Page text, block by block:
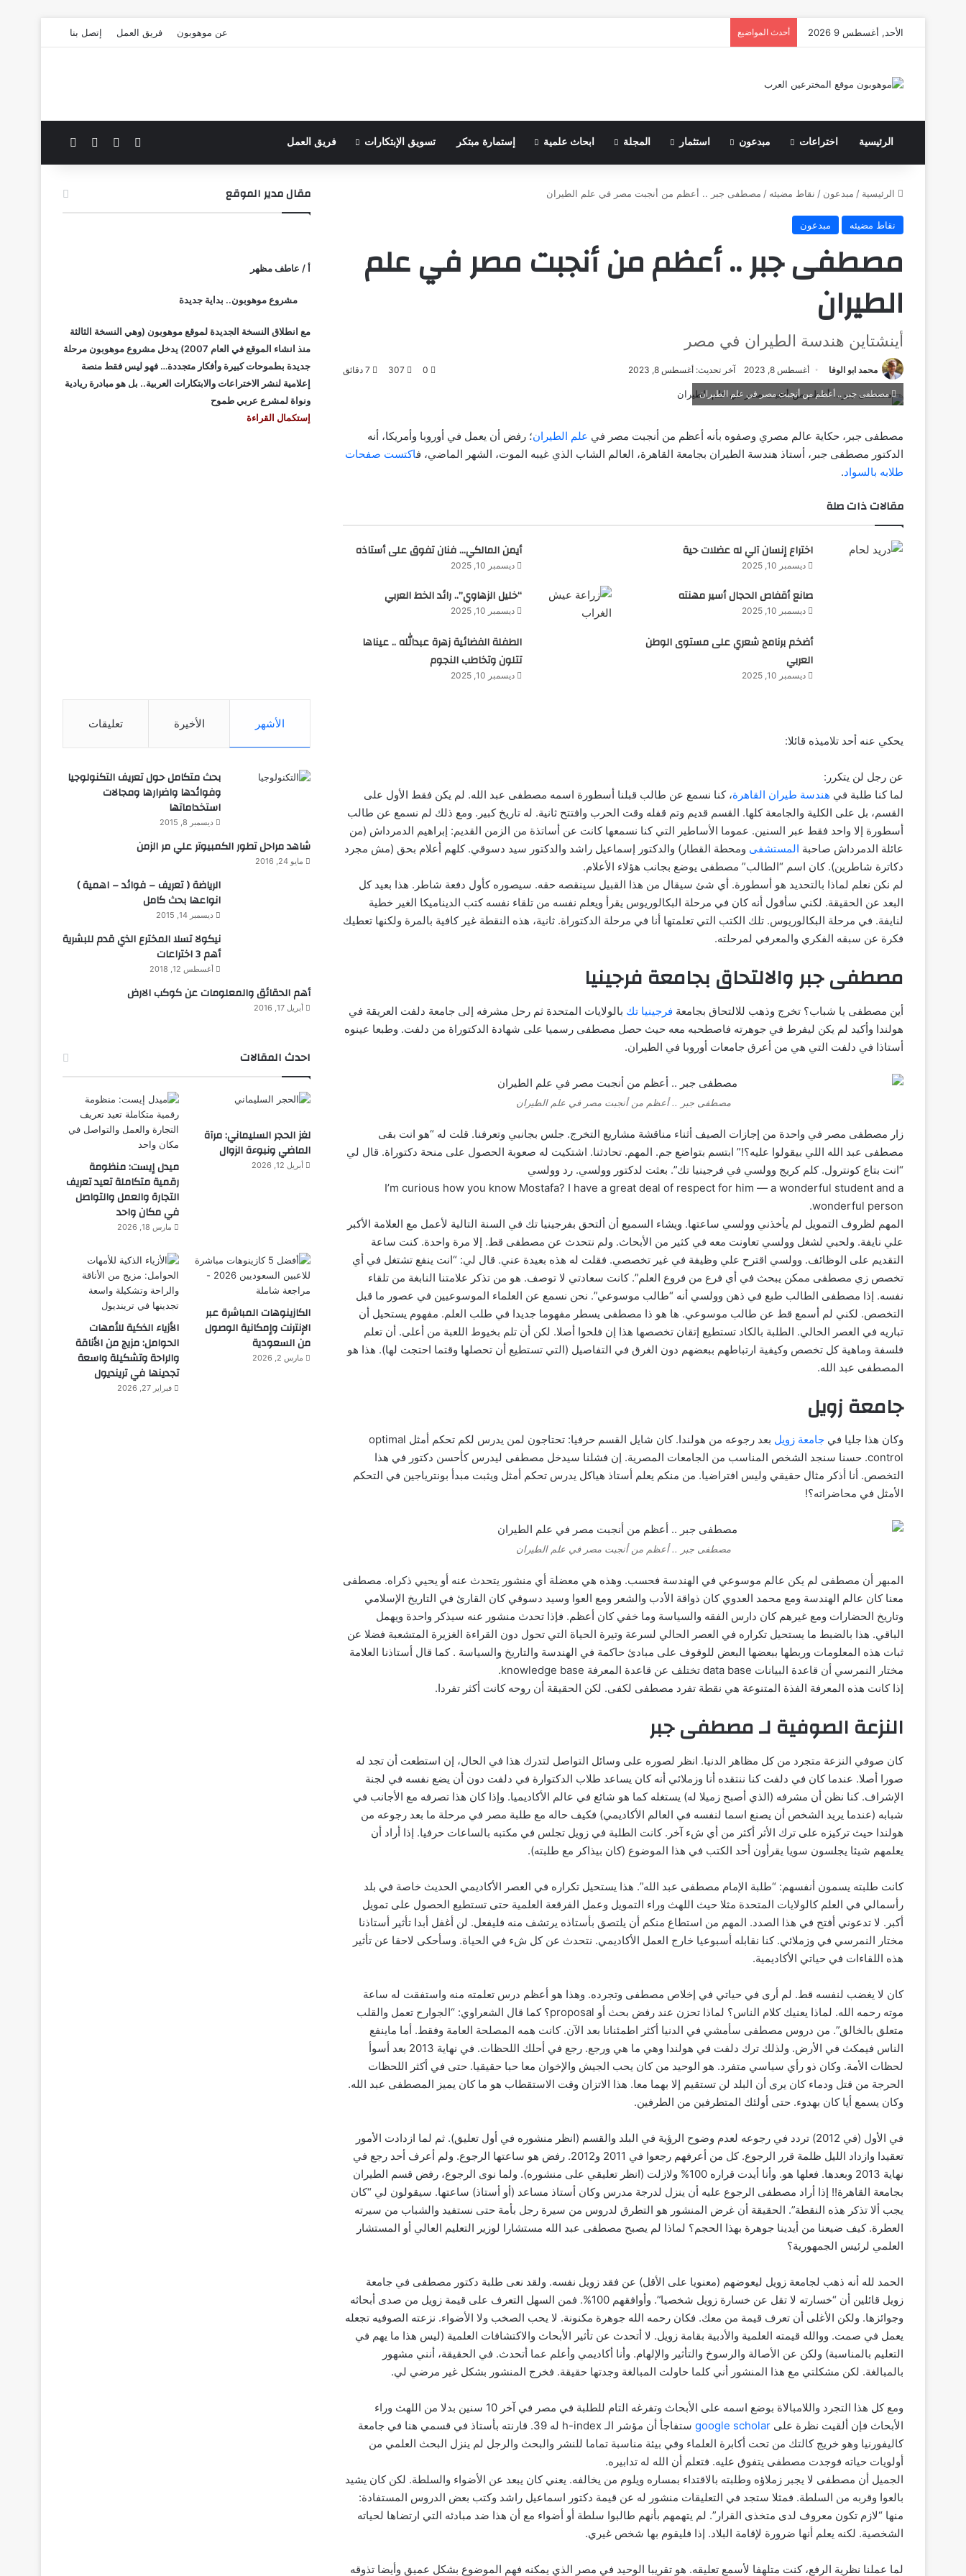
الأحد, أغسطس 9 2026 أحدث المواضيع عن موهوبون فريق العمل إتصل بنا
الرئيسية اختراعات مبدعون استثمار المجلة ابحاث علمية إستمارة مبتكر تسويق الإبتكارات فريق العمل فيسبوك الوضع المظلم
الرئيسية / مبدعون / نقاط مضيئه / مصطفى جبر .. أعظم من أنجبت مصر في علم الطيران
نقاط مضيئه مبدعون
مصطفى جبر .. أعظم من أنجبت مصر في علم
الطيران
أينشتاين هندسة الطيران في مصر
محمد ابو الوفا أغسطس 8, 2023 آخر تحديث: أغسطس 8, 2023 0
307
مصطفى جبر .. أعظم من أنجبت مصر في علم الطيران
مصطفى جبر، حكاية عالم مصري وصفوه بأنه أعظم من أنجبت مصر في علم الطيران؛ رفض أن يعمل في أوروبا وأمريكا، أنه
الدكتور مصطفى جبر، أستاذ هندسة الطيران بجامعة القاهرة، العالم الشاب الذي غيبه الموت، الشهر الماضي، فاكتست صفحات
طلابه بالسواد.
مقالات ذات صلة
اختراع إنسان آلي له عضلات حية
ديسمبر 10, 2025
أيمن المالكي… فنان تفوق على أستاذه
ديسمبر 10, 2025
صانع أقفاص الحجال أسير مهنته
ديسمبر 10, 2025
“خليل الزهاوي”.. رائد الخط العربي
ديسمبر 10, 2025
أضخم برنامج شعري على مستوى الوطن
العربي
ديسمبر 10, 2025
الطفلة الفضائية زهرة عبدالله .. عيناها
تتلون وتخاطب النجوم
ديسمبر 10, 2025
يحكي عنه أحد تلاميذه قائلا:
عن رجل لن يتكرر:
لما كنا طلبة في هندسة طيران القاهرة، كنا نسمع عن طالب قبلنا أسطورة اسمه مصطفى عبد الله. لم يكن فقط الأول على
القسم، بل على الكلية والجامعة كلها. القسم قديم وتم قفله وقت الحرب وافتتح ثانية. له تاريخ كبير. ومع ذلك لم نسمع عن طالب
أسطورة إلا واحد فقط عبر السنين. عموما الأساطير التي كنا نسمعها كانت عن أساتذة من الزمن القديم: إبراهيم الدمرداش (من
عائلة الدمرداش صاحبة المستشفى ومحطة القطار) والدكتور إسماعيل راشد والدكتور سيد دسوقي. كلهم أعلام بحق (مش مجرد
دكاترة شاطرين). كان اسم “الطالب” مصطفى يوضع بجانب هؤلاء الأعلام.
لم نكن نعلم لماذا بالتحديد هو أسطورة. أي شئ سيقال من هذا القبيل سينقصه حقه. سيصوره كأول دفعة شاطر. هذا بعيد كل
البعد عن الحقيقة. لكني سأقول أنه كان في مرحلة البكالوريوس يقرأ ويعلم نفسه من تلقاء نفسه كتب الديناميكا الغير خطية
لنايفة. في مرحلة البكالوريوس. تلك الكتب التي تعلمتها أنا في مرحلة الدكتوراة. ثانية، هذه النقطة غير كافية بالمرة ولكنها تعطيك
فكرة عن سبقه الفكري والمعرفي لمرحلته.
مصطفى جبر والالتحاق بجامعة فرجينيا
أين مصطفى يا شباب؟ تخرج وذهب للالتحاق بجامعة فرجينيا تك بالولايات المتحدة ثم رحل مشرفه إلى جامعة دلفت العريقة في
هولندا وأكيد لم يكن ليفرط في جوهرته فاصطحبه معه حيث حصل مصطفى رسميا على شهادة الدكتوراة من دلفت. وطبعا عينوه
أستاذا في دلفت التي هي من أعرق جامعات أوروبا في الطيران.
مصطفى جبر .. أعظم من أنجبت مصر في علم الطيران
زار مصطفى مصر في واحدة من إجازات الصيف أثناء مناقشة مشاريع التخرج. جلس بجانبي وتعرفنا. قلت له “هو انت بقى
مصطفى عبد الله اللي بيقولوا عليه؟!” ابتسم بتواضع جم. المهم. تحادثنا. اشتكيت له صعوبة الحصول على منحة دكتوراة. قال لي
“انت بتاع كونترول. كلم كريج وولسي في فرجينيا تك”. بعثت لدكتور وولسي. رد وولسي
I’m curious how you know Mostafa? I have a great deal of respect for him — a wonderful student and a
wonderful person.
المهم لظروف التمويل لم يأخذني وولسي ساعتها. ويشاء السميع أن ألتحق بفرجينيا تك في السنة التالية لأعمل مع العلامة الأكبر
علي نايفة. ولحبي لشغل وولسي تعاونت معه في كثير من الأبحاث. ولم نتحدث عن مصطفى قط. إلا مرة واحدة. كنت ساعة
التقديم على الوظائف. وولسي اقترح علي وظيفة في غير تخصصي. فقلت له هذه بعيدة عني. قال لي: “انت ينفع تشتغل في أي
تخصص زي مصطفى ممكن يبحث في أي فرع من فروع العلم”. كانت سعادتي لا توصف. هو من تذكر علامتنا النابغة من تلقاء
نفسه. إذا مصطفى الطالب طبع في ذهن وولسي أنه “طالب موسوعي”. نحن نسمع عن العلماء الموسوعيين في عصور ما قبل
التخصص. لكني لم أسمع قط عن طالب موسوعي. ها هو ذا مصطفى يسطر مفهوما جديدا في طلب العلم. مفهوم يستحيل أن
تباريه في العصر الحالي. الطلبة بالكاد تستطيع إتقان تخصصها هذا إن فلحوا أصلا. لكن أن تلم بخيوط اللعبة من أعلى. أن تعلم
فلسفة وماهية كل تخصص وكيفية ارتباطهم ببعضهم دون الغرق في التفاصيل (التي تستطيع أن تحصلها وقتما احتجت لها). هذا هو
المصطفى عبد الله.
جامعة زويل
وكان هذا جليا في جامعة زويل
بعد رجوعه من هولندا. كان شايل القسم حرفيا: تحتاجون لمن يدرس لكم تحكم أمثل optimal
control. حسنا سنجد الشخص المناسب من الجامعات المصرية. إن فشلنا سيدخل مصطفى ليدرس كأحسن دكتور في هذا
التخصص. أنا أذكر مثال حقيقي وليس افتراضيا. من منكم يعلم أستاذ هياكل يدرس تحكم أمثل ويثبت مبدأ بونترياجين في التحكم
الأمثل في محاضراته؟!
مصطفى جبر .. أعظم من أنجبت مصر في علم الطيران
المبهر أن مصطفى لم يكن عالم موسوعي في الهندسة فحسب. وهذه هي معضلة أي منشور يتحدث عنه أو يحيي ذكراه. مصطفى
معنا كان عالم الهندسة ومع محمد العدوي كان ذواقة الأدب والشعر ومع العوا وسيد دسوقي كان القارئ في التاريخ الإسلامي
وتاريخ الحضارات ومع غيرهم كان دارس الفقه والسياسة وما خفي كان أعظم. فإذا تحدث منشور عنه سيذكر واحدة ويهمل
الباقي. هذا بالضبط ما يستحيل تكراره في العصر الحالي لسرعة وتيرة الحياة التي تحول دون القراءة الغزيرة المتشعبة فضلا عن
ثبات هذه المعلومات وربطها ببعضها البعض للوقوف على مبادئ حاكمة في الهندسة والتاريخ والسياسة . كما قال أستاذنا العلامة
مختار النمرسي أن قاعدة البيانات data base تختلف عن قاعدة المعرفة knowledge base.
إذا كانت هذه المعرفة الفذة المتنوعة هي نقطة تفرد مصطفى لكفى. لكن الحقيقة أن روحه كانت أكثر تفردا.
النزعة الصوفية لـ مصطفى جبر
كان صوفي النزعة متجرد من كل مظاهر الدنيا. انظر لصوره على وسائل التواصل لتدرك هذا في الحال، إن استطعت أن تجد له
صورا أصلا. عندما كان في دلفت كنا ننتقده أنا وزملائي أنه كان يساعد طلاب الدكتوارة في دلفت دون أن يضع نفسه في لجنة
الإشراف. كنا نظن أن مشرفه (الذي أصبح زميلا له) يستغله كما هو شائع في عالم الأكاديميا. وإذا كان هذا تصرفه مع الأجانب في
شبابه (عندما يريد الشخص أن يصنع اسما لنفسه في العالم الأكاديمي) فكيف حاله مع طلبة مصر في مرحلة ما بعد رجوعه من
هولندا حيث تركيزه على ترك الأثر أكثر من أي شء آخر. كانت الطلبة في زويل تجلس في مكتبه بالساعات حرفيا. إذا أراد أن
يعلمهم شيئا يجلسون سويا يقرأون أحد الكتب في هذا الموضوع (كان بيذاكر مع طلبته).
كانت طلبته يسمون أنفسهم: “طلبة الإمام مصطفى عبد الله”. هذا يستحيل تكراره في العصر الأكاديمي الحديث خاصة في بلد
رأسمالي في العلم كالولايات المتحدة مثلا حيث اللهث وراء التمويل وعمل الفرقعة العلمية حتى تستطيع الحصول على تمويل
أكبر. لا تدعوني أفتح في هذا الصدد. المهم من استطاع منكم أن يلتصق بأستاذه يرتشف منه فليفعل. لن أغفل أبدا تأثير أستاذنا
مختار النمرسي في وزملائي. كنا نقابله أسبوعيا خارج العمل الأكاديمي. نتحدث عن كل شء في الحياة. وسأحكى لاحقا عن تأثير
هذه اللقاءات في حياتي الأكاديمية.
كان لا يغضب لنفسه قط. لم أرى في حياتي في إخلاص مصطفى وتجرده. وهذا هو أعظم درس تعلمته منه واستفقت له ساعة
موته رحمه الله. لماذا يعنيك كلام الناس؟ لماذا تحزن عند رفض بحث أو proposal؟ كما قال الشعراوي: “الجوارح تعمل والقلب
متعلق بالخالق”. من دروس مصطفى سأمشي في الدنيا أكثر اطمئنانا بعد الآن. كانت همه المصلحة العامة وفقط. أما ماينفع
الناس فيمكث في الأرض. ولذلك ترك دلفت في هولندا وهي ما هي ورجع. رجع في أحلك اللحظات. في نهاية 2013 بعد أسوأ
لحظات الأمة. وكان ذو رأي سياسي متفرد. هو الوحيد من كان يحب الجيش والإخوان معا حبا حقيقيا. حتى في أكثر اللحظات
الحرجة من قتل ودماء كان يرى أن البلد لن تستقيم إلا بهما معا. هذا الاتزان وقت الاستقطاب هو ما كان يميز المصطفى عبد الله.
وكان يسمع أيا كان بهدوء. حتى أولئك المتطرفين من الطرفين.
في الأول (في 2012) تردد في رجوعه لعدم وضوح الرؤية في البلد والقسم (انظر منشوره في أول تعليق). ثم لما ازدادت الأمور
تعقيدا وازداد الليل ظلمة قرر الرجوع. كل من أعرفهم رجعوا في 2011 و2012. رفض هو ساعتها الرجوع. ولم أعرف أحد رجع في
نهاية 2013 وبعدها. فعلها هو. وأنا أيدت قراره 100% ولازلت (انظر تعليقي على منشوره). ولما نوى الرجوع، رفض قسم الطيران
بجامعة القاهرة!! إذا أراد مصطفى الرجوع عليه أن ينزل لدرجة مدرس وكان أستاذ مساعد (أو أستاذ) ساعتها. سيقولون لي “كان
يجب ألا تذكر هذه النقطة”. الحقيقة أن غرض المنشور هو التطرق لدروس من سيرة رجل بأمة حتى نستفيد والشباب من سيرته
العطرة. كيف ضيعنا من أيدينا جوهرة بهذا الحجم؟ لماذا لم يصبح مصطفى عبد الله مستشارا لوزير التعليم العالي أو المستشار
العلمي لرئيس الجمهورية؟
الحمد لله أنه ذهب لجامعة زويل ليعوضهم (معنويا على الأقل) عن فقد زويل نفسه. ولقد نعى طلبة دكتور مصطفى في جامعة
زويل قائلين أن “خسارته لا تقل عن خسارة زويل شخصيا”. وأوافقهم 100%. فمن السهل التعرف على قيمة زويل من صدى أبحاثه
وجوائزها. ولكن الأغلى أن تعرف قيمة من معك. فكان رحمه الله جوهرة مكنونة. لا يحب الصخب ولا الأضواء. نزعته الصوفيه تجعله
يعمل في صمت. ووالله قيمته العلمية والأدبية بقامة زويل. لا أتحدث عن تأثير الأبحاث والاكتشافات العلمية (ليس هذا ما يهم في
التعليم بالمناسبة) ولكن عن الأصالة والرسوخ والتأثير والإلهام. وأنا أكاديمي وأعلم عما أتحدث. في الحقيقة، أنني مشهور
بالمبالغة. لكن مشكلتي مع هذا المنشور أني كلما حاولت المبالغة وجدتها حقيقة. فخرج المنشور بشكل غير مرضي لي.
ومع كل هذا التجرد واللامبالاة بوضع اسمه على الأبحاث وتفرغه التام للطلبة في مصر في آخر 10 سنين بدلا من اللهث وراء
الأبحاث فإن ألقيت نظرة على google scholar
ستفاجأ أن مؤشر الـ h-index له 39. قارنته بأستاذ في قسمي هنا في جامعة
كاليفورنيا وهو خريج كالتك من تحت أكابرة العلماء وفي بيئة مناسبة تماما للنشر والبحث والرجل لم ينزل البحث العلمي من
أولويات حياته فوجدت مصطفى يتفوق عليه. فتعلم أن الله له تدابيره.
الجميل أن مصطفى لا يجبر زملاؤه وطلبته بالاقتداء بمساره ويلوم من يخالفه. يعني كان يبعد عن الأضواء والسلطة. لكن كان يشيد
بالعوا وقربه من السلطة. فمثلا ستجد في التعليقات منشور له عن قيمة دكتور اسماعيل راشد وكتب بعض الدروس المستفادة:
منها “لازم تكون معروف لدى متخذى القرار”. لم يتهمهم بأنهم طالبوا سلطة أو أضواء مع أن هذا ضد مبادئه التي ارتضاها لحياته
الشخصية. لكنه يعلم أنها ضرورة لإقامة البلاد. إذا فليقوم بها شخص غيري.
لما عملنا نظرية الرفع، كنت متلهفا لأسمع تعليقه. هو تقريبا الوحيد في مصر الذي يمكنه فهم الموضوع بشكل عميق وأيضا تذوقه
مقال مدير الموقع
أ / عاطف مظهر
مشروع موهوبون.. بداية جديدة
مع انطلاق النسخة الجديدة لموقع موهوبون (وهي النسخة الثالثة
منذ انشاء الموقع في العام 2007) يدخل مشروع موهوبون مرحلة
جديدة بطموحات كبيرة وأفكار متجددة… فهو ليس فقط منصة
إعلامية لنشر الاختراعات والابتكارات العربية.. بل هو مبادرة ريادية
ونواة لمشرع عربي طموح
إستكمال القراءة
الأشهر الأخيرة تعليقات
بحث متكامل حول تعريف التكنولوجيا
وفوائدها واضرارها ومجالات
استخداماتها
ديسمبر 8, 2015
شاهد مراحل تطور الكمبيوتر علي مر الزمن
مايو 24, 2016
الرياضة ( تعريف – فوائد – اهمية )
انواعها بحث كامل
ديسمبر 14, 2015
نيكولا تسلا المخترع الذي قدم للبشرية
أهم 3 اختراعات
أغسطس 12, 2018
أهم الحقائق والمعلومات عن كوكب الارض
أبريل 17, 2016
احدث المقالات
لغز الحجر السليماني: مرآة
الماضي ونبوءة الزوال
أبريل 12, 2026
ميدل إيست: منظومة
رقمية متكاملة تعيد تعريف
التجارة والعمل والتواصل
في مكان واحد
مارس 18, 2026
الكازينوهات المباشرة عبر
الإنترنت وإمكانية الوصول
من السعودية
مارس 2, 2026
الأزياء الذكية للأمهات
الحوامل: مزيج من الأناقة
والراحة وتشكيلة واسعة
تجدينها في ترينديول
فبراير 27, 2026